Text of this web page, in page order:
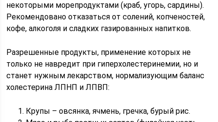
некоторыми морепродуктами (краб, угорь, сардины).
Рекомендовано отказаться от солений, копченостей,
кофе, алкоголя и сладких газированных напитков.
Разрешенные продукты, применение которых не
только не навредит при гиперхолестеринемии, но и
станет нужным лекарством, нормализующим баланс
холестерина ЛПНП и ЛПВП:
Крупы – овсянка, ячмень, гречка, бурый рис.